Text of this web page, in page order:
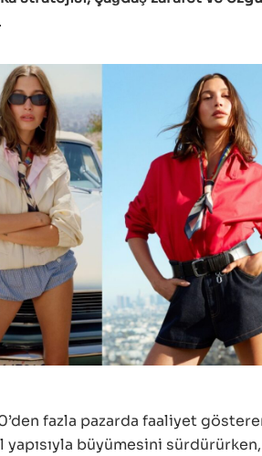
fazla pazarda faaliyet
yapısıyla büyümesini